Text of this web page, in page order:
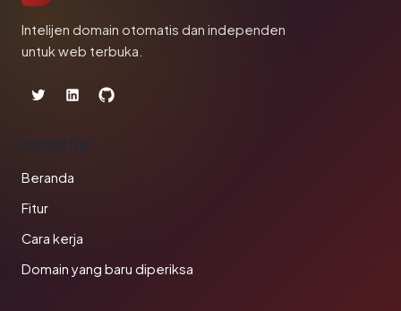
Intelijen domain otomatis dan independen
untuk web terbuka.
PRODUK
Beranda
Fitur
Cara kerja
Domain yang baru diperiksa